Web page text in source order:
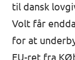
til dansk
Volt får
for at
EU-ret fra